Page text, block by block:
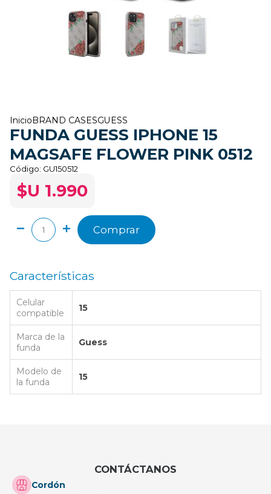
Inicio BRAND CASESGUESS
FUNDA GUESS IPHONE 15
MAGSAFE FLOWER PINK 0512
Código: GU150512
$U 1.990
Comprar
Características
Celular
compatible
15
Marca de la
funda
Guess
Modelo de
la funda
15
CONTÁCTANOS
Cordón